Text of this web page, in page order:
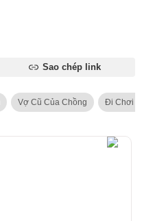
Sao chép link
Vợ Cũ Của Chồng Đi Chơi